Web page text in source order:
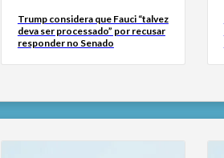
Trump considera que Fauci “talvez
deva ser processado” por recusar
responder no Senado